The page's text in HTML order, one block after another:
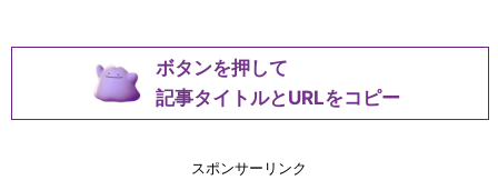
ボタンを押して
記事タイトルとURLをコピー
スポンサーリンク